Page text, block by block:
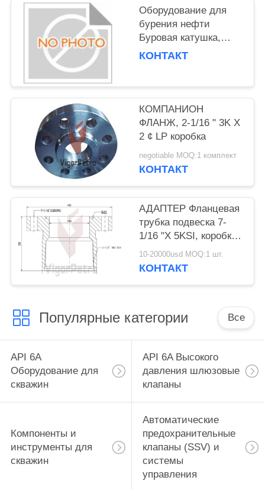
Оборудование для
бурения нефти
Буровая катушка,
изготовленная из
КОНТАКТ
КОМПАНИОН
ФЛАНЖ, 2-1/16 " 3K X
2 ¢ LP коробка
negotiable MOQ:1 комплект
КОНТАКТ
АДАПТЕР Фланцевая
трубка подвеска 7-
1/16 "X 5KSI, коробка
5-1/2" 8RD, API 6A
PSL
10-20000usd MOQ:1 шт.
КОНТАКТ
Популярные категории Все
API 6A
Оборудование для
скважин
API 6A Высокого
давления шлюзовые
клапаны
Компоненты и
инструменты для
скважин
Автоматические
предохранительные
клапаны (SSV) и
системы
управления